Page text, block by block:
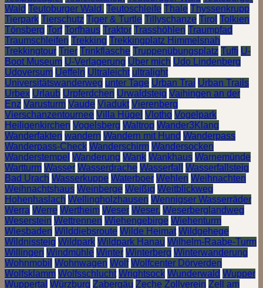
Wald Teutoburger Wald. Teutoschleife Thale Thyssenkrupp
Tierpark Tierschutz Tiger & Turtle Tillyschanze Tirol Tolkien
Tönsberg Torf Torfhaus Traktor Trasshöhlen Traumpfad
Traumschleifen Trekking Trekkingplatz Himmelsnah
Trekkingtour Trier Trinkflasche Truppenübungsplatz Tuffi U-
Boot Museum U-Verlagerung Über mich Udo Lindenberg
Udoversum Ueffeln Ultraleicht ultralight
Universitätswanderweg unter Tage Urban Trai Urban Trails
Urbex Urlaub Urpferdchen Urwaldsteig Vaihingen an der
Enz Varusturm Vaude Viadukt Vierenberg
Vierschanzentournee Villa Hügel Vlotho Vogelpark
Heiligenkirchen Vogelsberg Waltrop Wander3Klang
Wanderfakten wandern Wandern mit Hund Wanderpass
Wanderpass-Check Wanderschirm Wandersocken
Wanderstempel Wanderung Wank Wankhaus Warnemünde
Wartturm Wasser Wasserdrache Wasserfall
Wasserfallsteig
Bad Urach Wasserkuppe Waterboer Wehlen Weihnachten
Weihnachtshaus Weinberge Weißig Weitblickweg
Hohenhaslach Wellingholzhausen Wennigser Wasserräder
Werra Werre Wertheim Weser Weser. Weserberglandweg
Weserstein Wettrennen Wiehengebirge Wiehenturm
Wiesbaden Wilddiebsroute Wilde Heimat Wildgehege
Wildnissteig Wildpark Wildpark Hanau Wilhelm-Raabe-Turm
Willingen Windmühle Winter Winterberg Winterwanderung
Wohnmobil Wohnwagen Wolf Wolfcenter Dörverden
Wolfsklamm Wolfsschlucht Wrightsock Wunderwald Wupper
Wuppertal Würzburg Zabergäu Zeche Zollverein Zell am